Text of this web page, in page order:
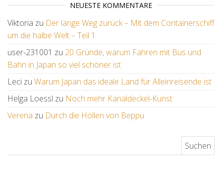
NEUESTE KOMMENTARE
Viktoria zu Der lange Weg zurück – Mit dem Containerschiff
um die halbe Welt – Teil 1
user-231001 zu 20 Gründe, warum Fahren mit Bus und
Bahn in Japan so viel schöner ist
Leci zu Warum Japan das ideale Land für Alleinreisende ist
Helga Loessl zu Noch mehr Kanaldeckel-Kunst
Verena zu Durch die Höllen von Beppu